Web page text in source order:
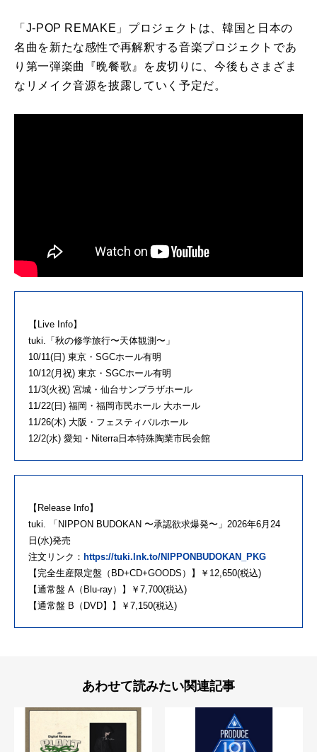
「J-POP REMAKE」プロジェクトは、韓国と日本の
名曲を新たな感性で再解釈する音楽プロジェクトであ
り第一弾楽曲『晩餐歌』を皮切りに、今後もさまざま
なリメイク音源を披露していく予定だ。
【Live Info】
tuki.「秋の修学旅⾏〜天体観測〜」
10/11(日) 東京・SGCホール有明
10/12(月祝) 東京・SGCホール有明
11/3(火祝) 宮城・仙台サンプラザホール
11/22(日) 福岡・福岡市民ホール 大ホール
11/26(木) 大阪・フェスティバルホール
12/2(水) 愛知・Niterra日本特殊陶業市民会館
【Release Info】
tuki. 「NIPPON BUDOKAN 〜承認欲求爆発〜」2026年6月24
日(水)発売
注文リンク： https://tuki.lnk.to/NIPPONBUDOKAN_PKG
【完全生産限定盤（BD+CD+GOODS）】￥12,650(税込)
【通常盤 A（Blu-ray）】￥7,700(税込)
【通常盤 B（DVD】】￥7,150(税込)
あわせて読みたい関連記事